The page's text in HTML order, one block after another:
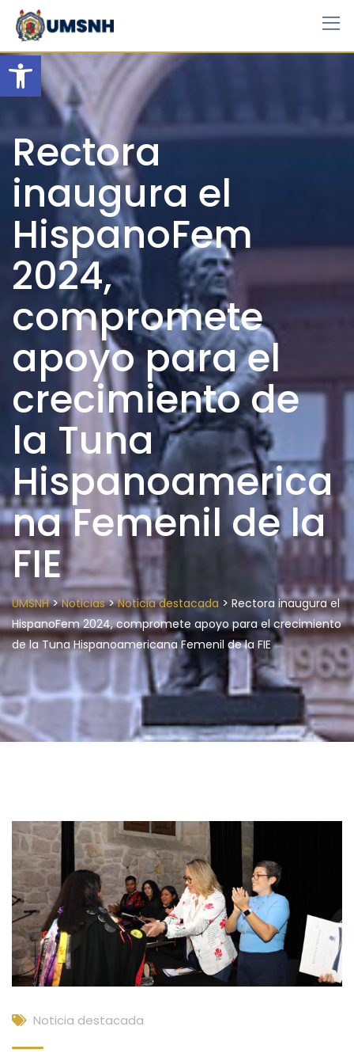
Open toolbar
Skip
content
Rectora
inaugura el
HispanoFem
2024,
compromete
apoyo para el
crecimiento de
la Tuna
Hispanoamerica
na Femenil de la
FIE
UMSNH>Noticias>Noticia destacada > Rectora inaugura el
HispanoFem 2024, compromete apoyo para el crecimiento
de la Tuna Hispanoamericana Femenil de la FIE
Noticia destacada